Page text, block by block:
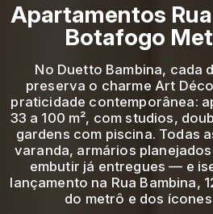
Apartamentos
Botafogo
No Duetto Bambina, cada
preserva o charme Art
praticidade contemporânea:
33 a 100 m², com studios,
gardens com piscina. Todas
varanda, armários
embutir já entregues — e
lançamento na Rua Bambina,
do metrô e dos